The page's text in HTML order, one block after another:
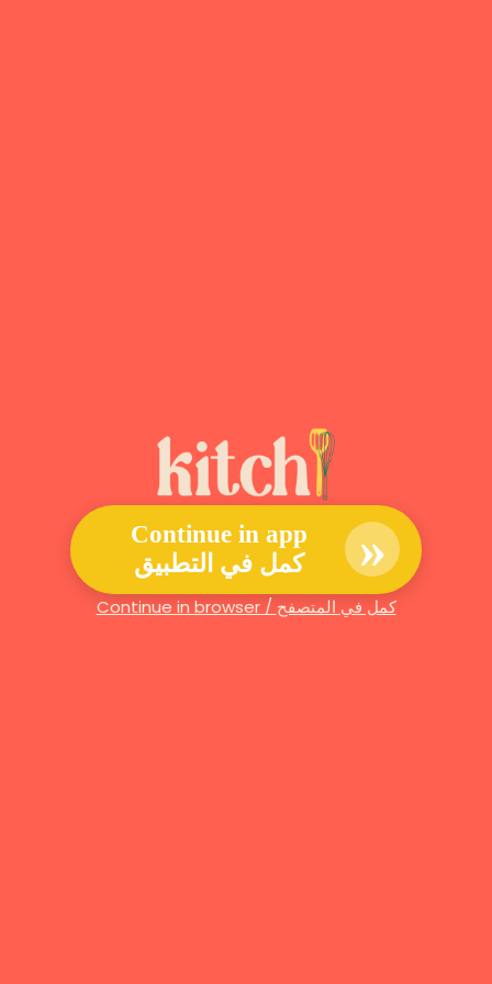
Continue in app
كمل في التطبيق
»
Continue in browser / كمل في المتصفح